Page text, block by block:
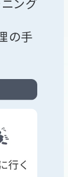
の手